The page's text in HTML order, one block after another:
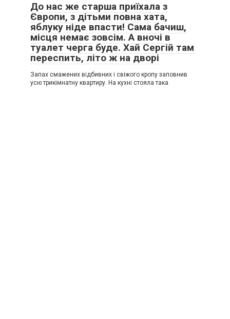
До нас же старша приїхала з
Європи, з дітьми повна хата,
яблуку ніде впасти! Сама бачиш,
місця немає зовсім. А вночі в
туалет черга буде. Хай Сергій там
переспить, літо ж на дворі
Запах смажених відбивних і свіжого кропу заповнив
усю трикімнатну квартиру. На кухні стояла така